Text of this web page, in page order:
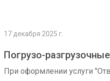
17 декабря 2025 г.
Погрузо-
При оформлении услуги